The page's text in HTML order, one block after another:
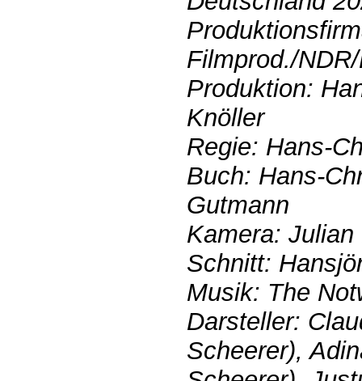
Filmprod./
Produktion:
Knöller
Regie: Hans-
Buch: Hans-
Gutmann
Kamera:
Schnitt:
Musik: The
Darsteller:
Scheerer),